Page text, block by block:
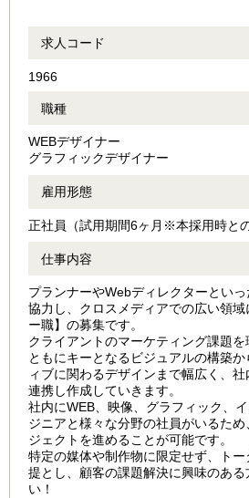
求人コード
1966
職種
WEBデザイナー
グラフィックデザイナー
雇用形態
正社員（試用期間6ヶ月※本採用時と
仕事内容
プランナーやWebディレクターとい
協力し、クロスメディアでの広い領
ー職】の募集です。
クライアントのマーケティング課題
ともにキーとなるビジュアルの構築
ィブに関わるデザインまで幅広く、
連携し作成していきます。
社内にWEB、映像、グラフィック、
ジニアと様々な分野の社員がいるた
ジェクトを進めることが可能です。
特定の媒体や制作物に限定せず、ト
提とし、顧客の課題解決に興味のある
い！